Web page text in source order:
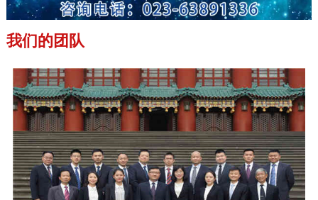
我们的团队